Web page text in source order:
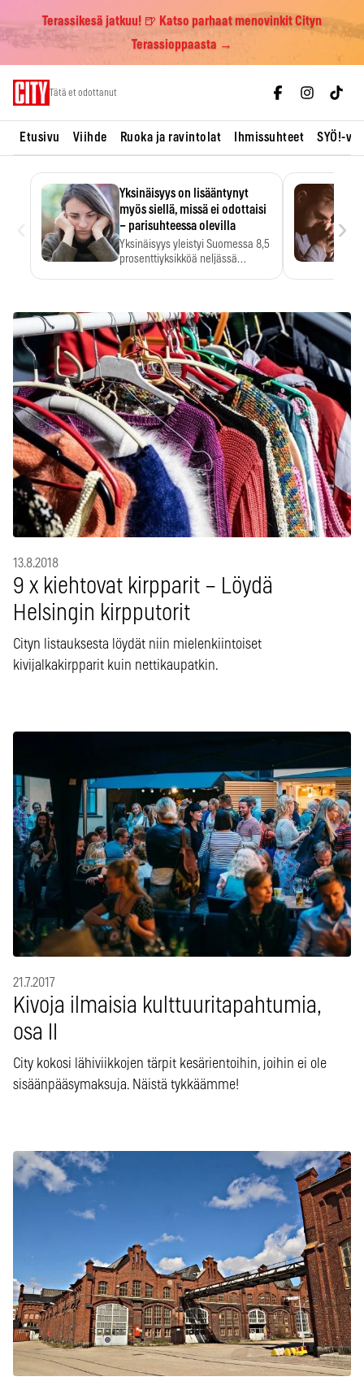
Terassikesä jatkuu! 🍺 Katso parhaat menovinkit Cityn
Terassioppaasta →
Tätä et odottanut
Etusivu Viihde Ruoka ja ravintolat Ihmissuhteet SYÖ!-
Yksinäisyys on lisääntynyt
myös siellä, missä ei odottaisi
– parisuhteessa olevilla
Yksinäisyys yleistyi Suomessa 8,5
prosenttiyksikköä neljässä
›
13.8.2018
9 x kiehtovat kirpparit – Löydä
Helsingin kirpputorit
Cityn listauksesta löydät niin mielenkiintoiset
kivijalkakirpparit kuin nettikaupatkin.
21.7.2017
Kivoja ilmaisia kulttuuritapahtumia,
osa II
City kokosi lähiviikkojen tärpit kesärientoihin, joihin ei ole
sisäänpääsymaksuja. Näistä tykkäämme!